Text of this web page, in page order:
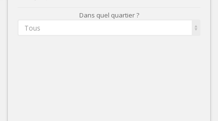
Dans quel quartier ?
Tous